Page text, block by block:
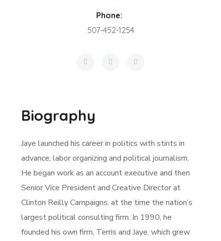
Phone:
507-452-1254
Biography
Jaye launched his career in politics with stints in
advance, labor organizing and political journalism.
He began work as an account executive and then
Senior Vice President and Creative Director at
Clinton Reilly Campaigns, at the time the nation’s
largest political consulting firm. In 1990, he
founded his own firm, Terris and Jaye, which grew